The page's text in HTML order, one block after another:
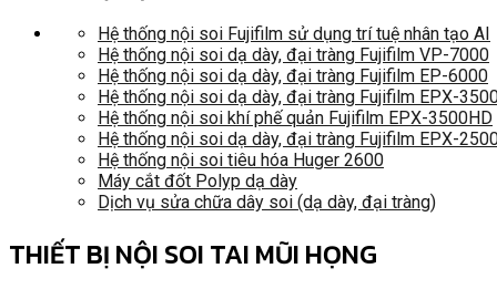
Hệ thống nội soi Fujifilm sử dụng trí tuệ nhân tạo AI
Hệ thống nội soi dạ dày, đại tràng Fujifilm VP-7000
Hệ thống nội soi dạ dày, đại tràng Fujifilm EP-6000
Hệ thống nội soi dạ dày, đại tràng Fujifilm EPX-
Hệ thống nội soi khí phế quản Fujifilm EPX-3500HD
Hệ thống nội soi dạ dày, đại tràng Fujifilm EPX-
Hệ thống nội soi tiêu hóa Huger 2600
Máy cắt đốt Polyp dạ dày
Dịch vụ sửa chữa dây soi (dạ dày, đại tràng)
THIẾT BỊ NỘI SOI TAI MŨI HỌNG